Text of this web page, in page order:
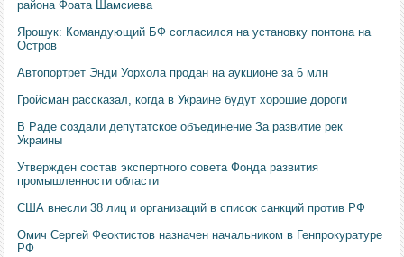
района Фоата Шамсиева
Ярошук: Командующий БФ согласился на установку понтона на
Остров
Автопортрет Энди Уорхола продан на аукционе за 6 млн
Гройсман рассказал, когда в Украине будут хорошие дороги
В Раде создали депутатское объединение За развитие рек
Украины
Утвержден состав экспертного совета Фонда развития
промышленности области
США внесли 38 лиц и организаций в список санкций против РФ
Омич Сергей Феоктистов назначен начальником в Генпрокуратуре
РФ